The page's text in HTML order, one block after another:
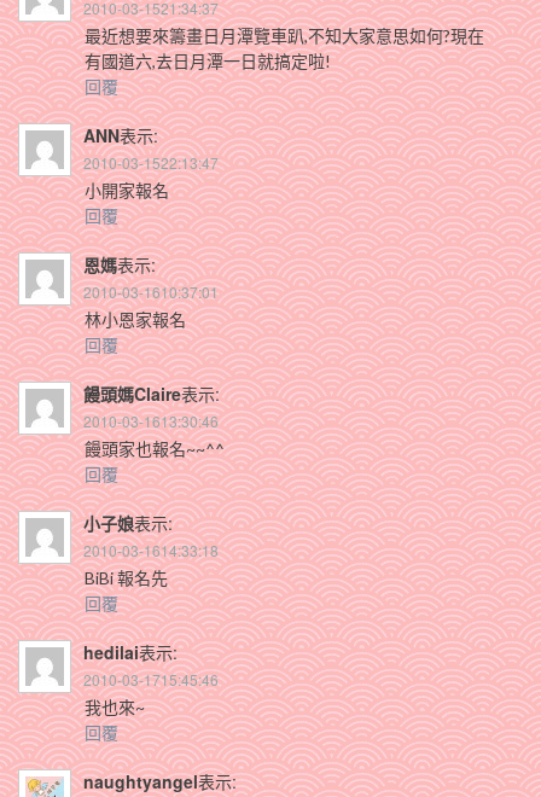
2010-03-1521:34:37
最近想要來籌畫日月潭覽車趴,不知大家意思如何?現在
有國道六,去日月潭一日就搞定啦!
回覆
ANN表示:
2010-03-1522:13:47
小開家報名
回覆
恩媽表示:
2010-03-1610:37:01
林小恩家報名
回覆
饅頭媽Claire表示:
2010-03-1613:30:46
饅頭家也報名~~^^
回覆
小子娘表示:
2010-03-1614:33:18
BiBi 報名先
回覆
hedilai表示:
2010-03-1715:45:46
我也來~
回覆
naughtyangel表示: